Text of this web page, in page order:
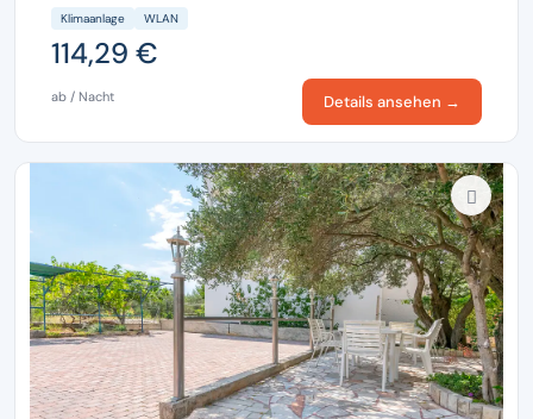
Klimaanlage WLAN
114,29 €
ab / Nacht Details ansehen →